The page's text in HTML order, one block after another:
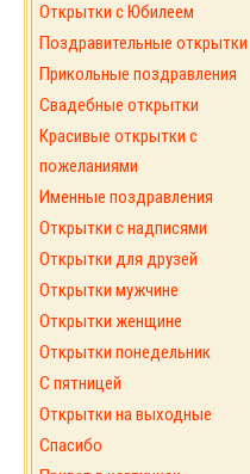
Открытки с Юбилеем
Поздравительные открытки
Прикольные поздравления
Свадебные открытки
Красивые открытки с
пожеланиями
Именные поздравления
Открытки с надписями
Открытки для друзей
Открытки мужчине
Открытки женщине
Открытки понедельник
С пятницей
Открытки на выходные
Спасибо